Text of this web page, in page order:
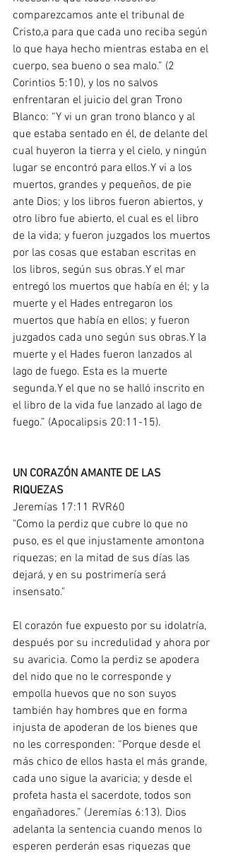
comparezcamos ante el tribunal de
Cristo,a para que cada uno reciba según
lo que haya hecho mientras estaba en el
cuerpo, sea bueno o sea malo.” (2
Corintios 5:10), y los no salvos
enfrentaran el juicio del gran Trono
Blanco: “Y vi un gran trono blanco y al
que estaba sentado en él, de delante del
cual huyeron la tierra y el cielo, y ningún
lugar se encontró para ellos.Y vi a los
muertos, grandes y pequeños, de pie
ante Dios; y los libros fueron abiertos, y
otro libro fue abierto, el cual es el libro
de la vida; y fueron juzgados los muertos
por las cosas que estaban escritas en
los libros, según sus obras.Y el mar
entregó los muertos que había en él; y la
muerte y el Hades entregaron los
muertos que había en ellos; y fueron
juzgados cada uno según sus obras.Y la
muerte y el Hades fueron lanzados al
lago de fuego. Esta es la muerte
segunda.Y el que no se halló inscrito en
el libro de la vida fue lanzado al lago de
fuego.” (Apocalipsis 20:11-15).
UN CORAZÓN AMANTE DE LAS
RIQUEZAS
Jeremías 17:11 RVR60
"Como la perdiz que cubre lo que no
puso, es el que injustamente amontona
riquezas; en la mitad de sus días las
dejará, y en su postrimería será
insensato."
El corazón fue expuesto por su idolatría,
después por su incredulidad y ahora por
su avaricia. Como la perdiz se apodera
del nido que no le corresponde y
empolla huevos que no son suyos
también hay hombres que en forma
injusta de apoderan de los bienes que
no les corresponden: “Porque desde el
más chico de ellos hasta el más grande,
cada uno sigue la avaricia; y desde el
profeta hasta el sacerdote, todos son
engañadores.” (Jeremías 6:13). Dios
adelanta la sentencia cuando menos lo
esperen perderán esas riquezas que